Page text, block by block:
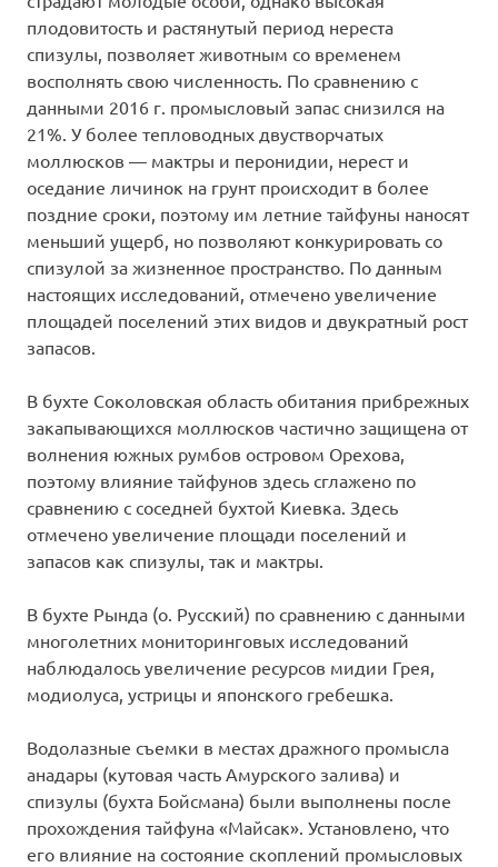
плодовитость и растянутый период нереста
спизулы, позволяет животным со временем
восполнять свою численность. По сравнению с
данными 2016 г. промысловый запас снизился на
21%. У более тепловодных двустворчатых
моллюсков — мактры и перонидии, нерест и
оседание личинок на грунт происходит в более
поздние сроки, поэтому им летние тайфуны наносят
меньший ущерб, но позволяют конкурировать со
спизулой за жизненное пространство. По данным
настоящих исследований, отмечено увеличение
площадей поселений этих видов и двукратный рост
запасов.
В бухте Соколовская область обитания прибрежных
закапывающихся моллюсков частично защищена от
волнения южных румбов островом Орехова,
поэтому влияние тайфунов здесь сглажено по
сравнению с соседней бухтой Киевка. Здесь
отмечено увеличение площади поселений и
запасов как спизулы, так и мактры.
В бухте Рында (о. Русский) по сравнению с данными
многолетних мониторинговых исследований
наблюдалось увеличение ресурсов мидии Грея,
модиолуса, устрицы и японского гребешка.
Водолазные съемки в местах дражного промысла
анадары (кутовая часть Амурского залива) и
спизулы (бухта Бойсмана) были выполнены после
прохождения тайфуна «Майсак». Установлено, что
его влияние на состояние скоплений промысловых